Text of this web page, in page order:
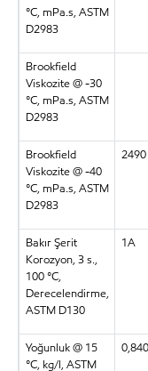
°C, mPa.s, ASTM
D2983
Brookfield
Viskozite @ -30
°C, mPa.s, ASTM
D2983
Brookfield
Viskozite @ -40
°C, mPa.s, ASTM
D2983
2490
Bakır Şerit
Korozyon, 3 s.,
100 °C,
Derecelendirme,
ASTM D130
1A
Yoğunluk @ 15
°C, kg/l, ASTM
0,840